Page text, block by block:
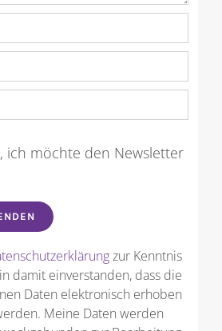
ich möchte den Newsletter
zur Kenntnis
damit einverstanden, dass die
Daten elektronisch erhoben
Meine Daten werden